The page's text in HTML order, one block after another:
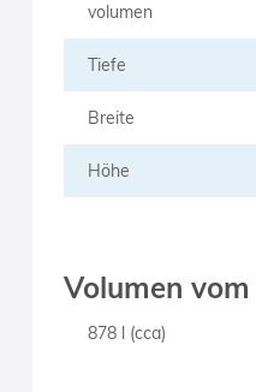
volumen
Tiefe
Breite
Höhe
Volumen
878 l (cca)